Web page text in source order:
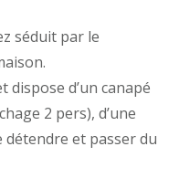
séduit par le
dispose d’un canapé
2 pers), d’une
et passer du